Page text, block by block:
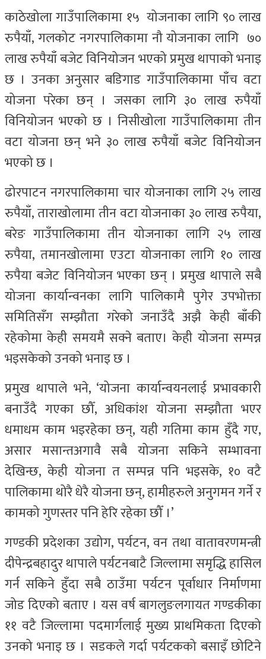
काठेखोला गाउँपालिकामा १५ योजनाका लागि ९० लाख
रुपैयाँ, गलकोट नगरपालिकामा नौ योजनाका लागि ७०
लाख रुपैयाँ बजेट विनियोजन भएको प्रमुख थापाको भनाइ
छ । उनका अनुसार बडिगाड गाउँपालिकामा पाँच वटा
योजना परेका छन् । जसका लागि ३० लाख रुपैयाँ
विनियोजन भएको छ । निसीखोला गाउँपालिकामा तीन
वटा योजना छन् भने ३० लाख रुपैयाँ बजेट विनियोजन
भएको छ ।
ढोरपाटन नगरपालिकामा चार योजनाका लागि २५ लाख
रुपैयाँ, ताराखोलामा तीन वटा योजनाका ३० लाख रुपैया,
बरेङ गाउँपालिकामा तीन योजनाका लागि २५ लाख
रुपैया, तमानखोलामा एउटा योजनाका लागि १० लाख
रुपैया बजेट विनियोजन भएका छन् । प्रमुख थापाले सबै
योजना कार्यान्वनका लागि पालिकामै पुगेर उपभोक्ता
समितिसँग सम्झौता गरेको जनाउँदै अझै केही बाँकी
रहेकोमा केही समयमै सक्ने बताए। केही योजना सम्पन्न
भइसकेको उनको भनाइ छ ।
प्रमुख थापाले भने, ‘योजना कार्यान्वयनलाई प्रभावकारी
बनाउँदै गएका छौँ, अधिकांश योजना सम्झौता भएर
धमाधम काम भइरहेका छन्, यही गतिमा काम हुँदै गए,
असार मसान्तअगावै सबै योजना सकिने सम्भावना
देखिन्छ, केही योजना त सम्पन्न पनि भइसके, १० वटै
पालिकामा थोरै धेरै योजना छन्, हामीहरुले अनुगमन गर्ने र
कामको गुणस्तर पनि हेरि रहेका छौँ ।’
गण्डकी प्रदेशका उद्योग, पर्यटन, वन तथा वातावरणमन्त्री
दीपेन्द्रबहादुर थापाले पर्यटनबाटै जिल्लामा समृद्धि हासिल
गर्न सकिने हुँदा सबै ठाउँमा पर्यटन पूर्वाधार निर्माणमा
जोड दिएको बताए । यस वर्ष बागलुङलगायत गण्डकीका
११ वटै जिल्लामा पदमार्गलाई मुख्य प्राथमिकता दिएको
उनको भनाइ छ । सडकले गर्दा पर्यटकको बसाइँ छोटिने